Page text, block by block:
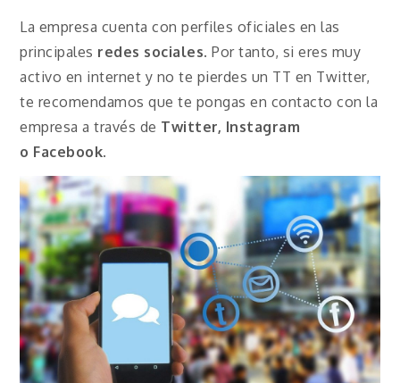
La empresa cuenta con perfiles oficiales en las
principales redes sociales. Por tanto, si eres muy
activo en internet y no te pierdes un TT en Twitter,
te recomendamos que te pongas en contacto con la
empresa a través de Twitter, Instagram
o Facebook.